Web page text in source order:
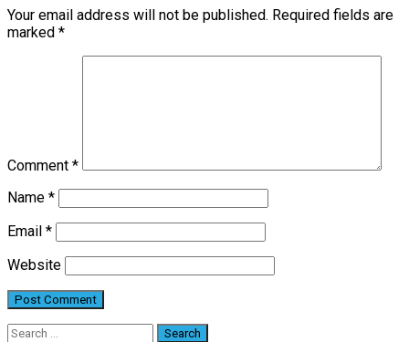
Your email address will not be published. Required fields are
marked *
Comment *
Name *
Email *
Website
Search